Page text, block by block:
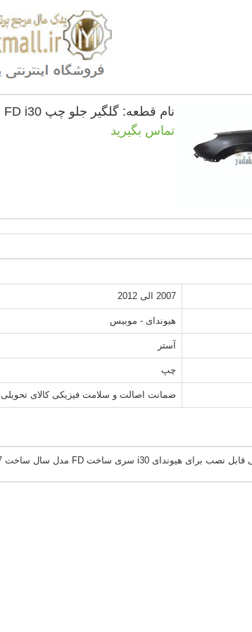
نام قطعه: گلگیر جلو چپ FD i30 اصلی
تماس بگیرید
2007 الی 2012
هیوندای - موبیس
آستر
چپ
ضمانت اصالت و سلامت فیزیکی کالای تحویلی